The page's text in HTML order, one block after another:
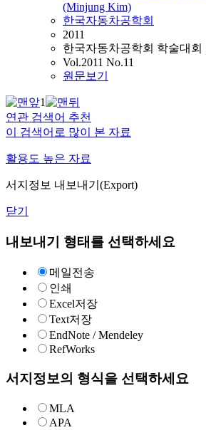
(Minjung Kim)
한국자동차공학회
2011
한국자동차공학회 학술대회
Vol.2011 No.11
원문보기
1
연관 검색어 추천
이 검색어로 많이 본 자료
활용도 높은 자료
서지정보 내보내기(Export)
닫기
내보내기 형태를 선택하세요
메일전송
인쇄
Excel저장
Text저장
EndNote / Mendeley
RefWorks
서지정보의 형식을 선택하세요
MLA
APA